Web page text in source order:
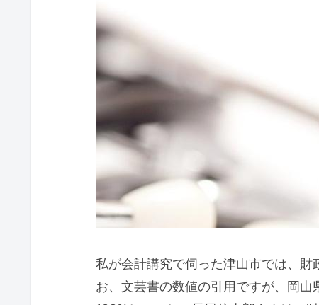
私が会計講究で伺った津山市では、
お、文芸書の数値の引用ですが、岡